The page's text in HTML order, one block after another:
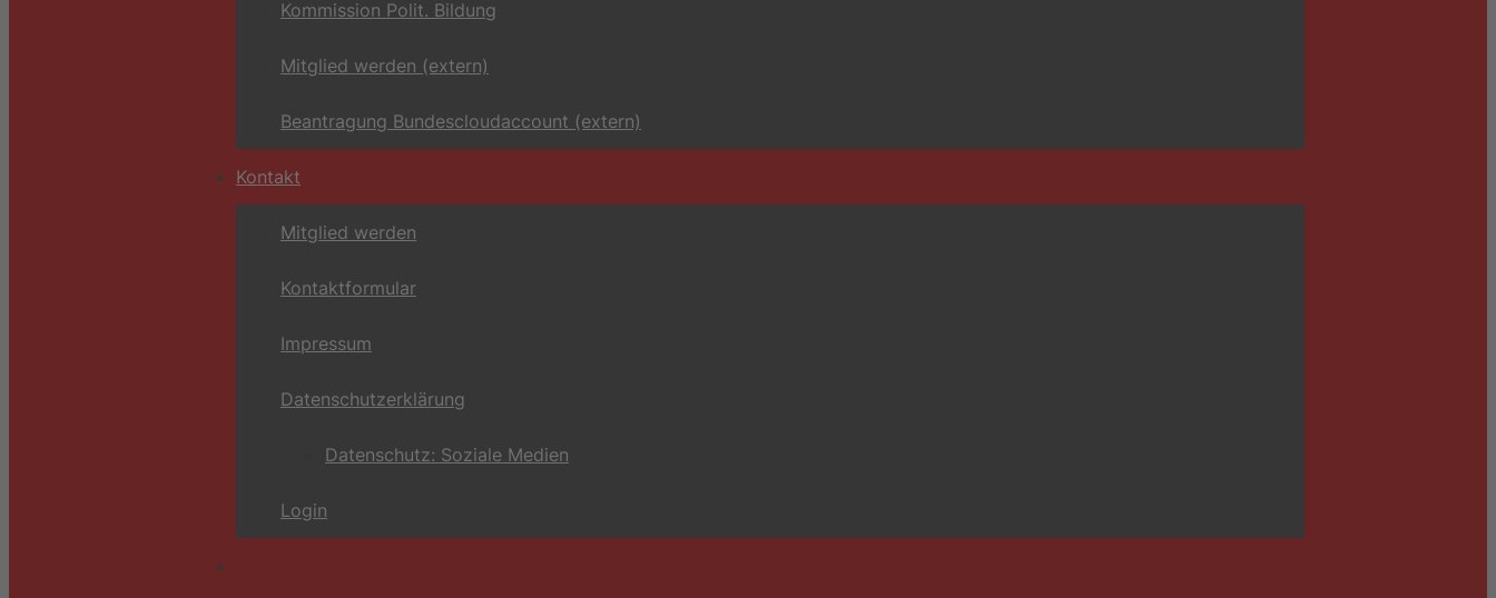
Kommission Polit. Bildung
Mitglied werden (extern)
Beantragung Bundescloudaccount (extern)
Kontakt
Mitglied werden
Kontaktformular
Impressum
Datenschutzerklärung
Datenschutz: Soziale Medien
Login